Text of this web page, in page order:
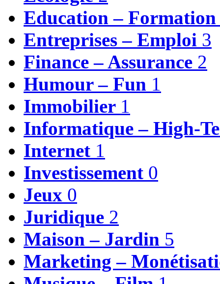
Education –
Entreprises – Emploi 3
Finance – Assurance 2
Humour – Fun 1
Immobilier 1
Informatique – High-
Internet 1
Investissement 0
Jeux 0
Juridique 2
Maison – Jardin 5
Marketing –